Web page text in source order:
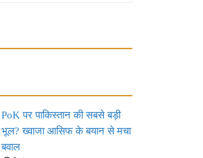
PoK पर पाकिस्तान की सबसे बड़ी
भूल? ख्वाजा आसिफ के बयान से मचा
बवाल